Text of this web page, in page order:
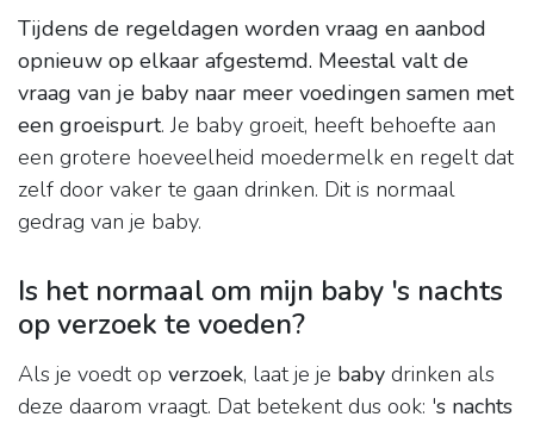
Tijdens de regeldagen worden vraag en aanbod
opnieuw op elkaar afgestemd. Meestal valt de
vraag van je baby naar meer voedingen samen met
een groeispurt. Je baby groeit, heeft behoefte aan
een grotere hoeveelheid moedermelk en regelt dat
zelf door vaker te gaan drinken. Dit is normaal
gedrag van je baby.
Is het normaal om mijn baby 's nachts
op verzoek te voeden?
Als je voedt op verzoek, laat je je baby drinken als
deze daarom vraagt. Dat betekent dus ook: 's nachts